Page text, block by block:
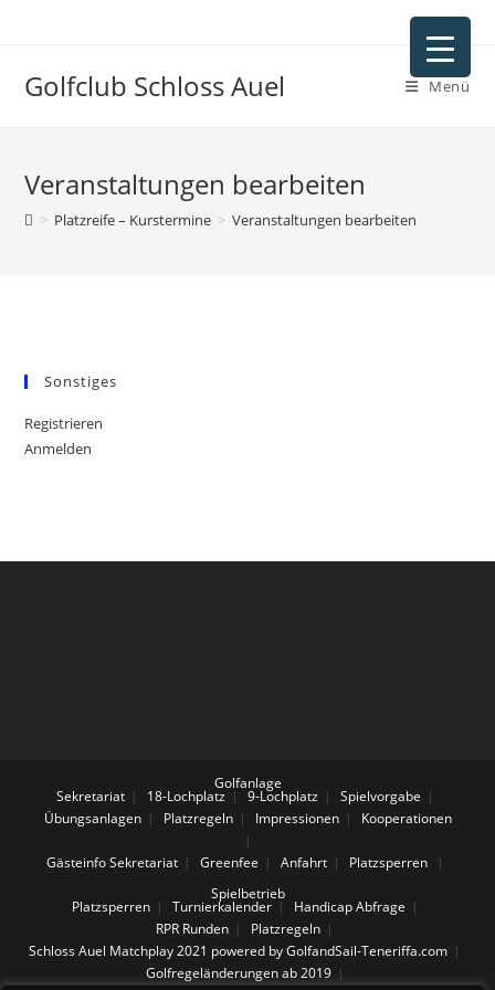
Golfclub Schloss Auel Menü
Veranstaltungen bearbeiten
> Platzreife – Kurstermine > Veranstaltungen bearbeiten
Sonstiges
Registrieren
Anmelden
Golfanlage
Sekretariat 18-Lochplatz 9-Lochplatz
Spielvorgabe
Übungsanlagen
Platzregeln Impressionen Kooperationen
Gästeinfo Sekretariat Greenfee Anfahrt
Platzsperren
Spielbetrieb
Platzsperren Turnierkalender
Handicap Abfrage
RPR Runden
Platzregeln
Schloss Auel Matchplay 2021 powered by GolfandSail-Teneriffa.com
Golfregeländerungen ab 2019